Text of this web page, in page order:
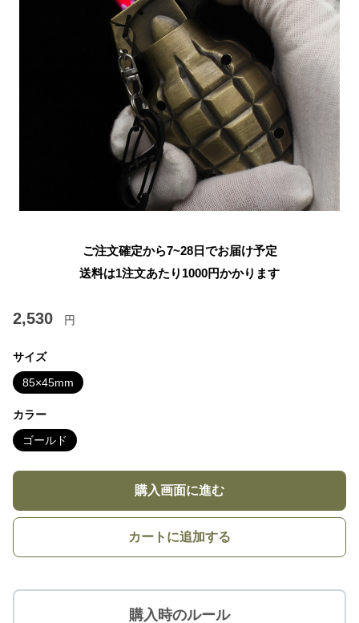
ご注文確定から7~28日でお届け予定
送料は1注文あたり 1000円かかります
2,530 円
サイズ
85×45mm
カラー
ゴールド
購入画面に進む
カートに追加する
購入時のルール